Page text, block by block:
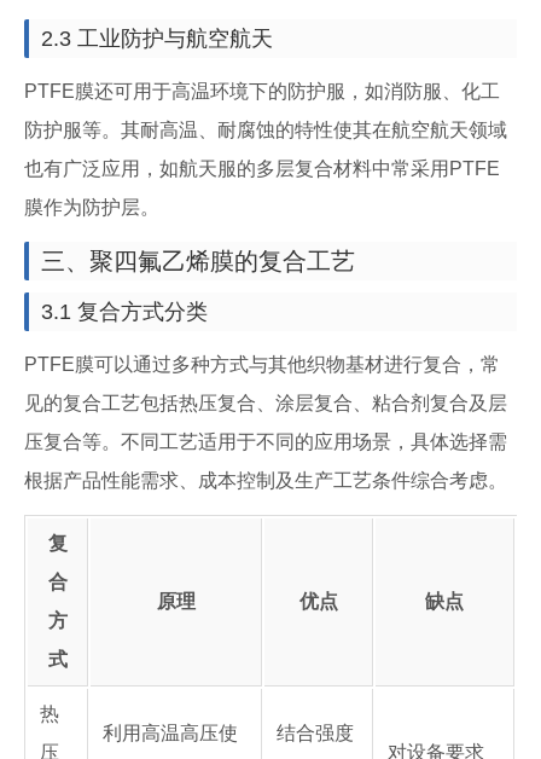
2.3 工业防护与航空航天
PTFE膜还可用于高温环境下的防护服，如消防服、化工
防护服等。其耐高温、耐腐蚀的特性使其在航空航天领域
也有广泛应用，如航天服的多层复合材料中常采用PTFE
膜作为防护层。
三、聚四氟乙烯膜的复合工艺
3.1 复合方式分类
PTFE膜可以通过多种方式与其他织物基材进行复合，常
见的复合工艺包括热压复合、涂层复合、粘合剂复合及层
压复合等。不同工艺适用于不同的应用场景，具体选择需
根据产品性能需求、成本控制及生产工艺条件综合考虑。
复
合
方
式
原理 优点 缺点
热
压
利用高温高压使
结合强度
对设备要求